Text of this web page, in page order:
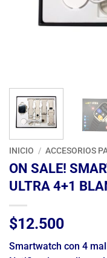
INICIO / ACCESORIOS
ON SALE!
ULTRA 4+1
$12.500
Smartwatch con 4